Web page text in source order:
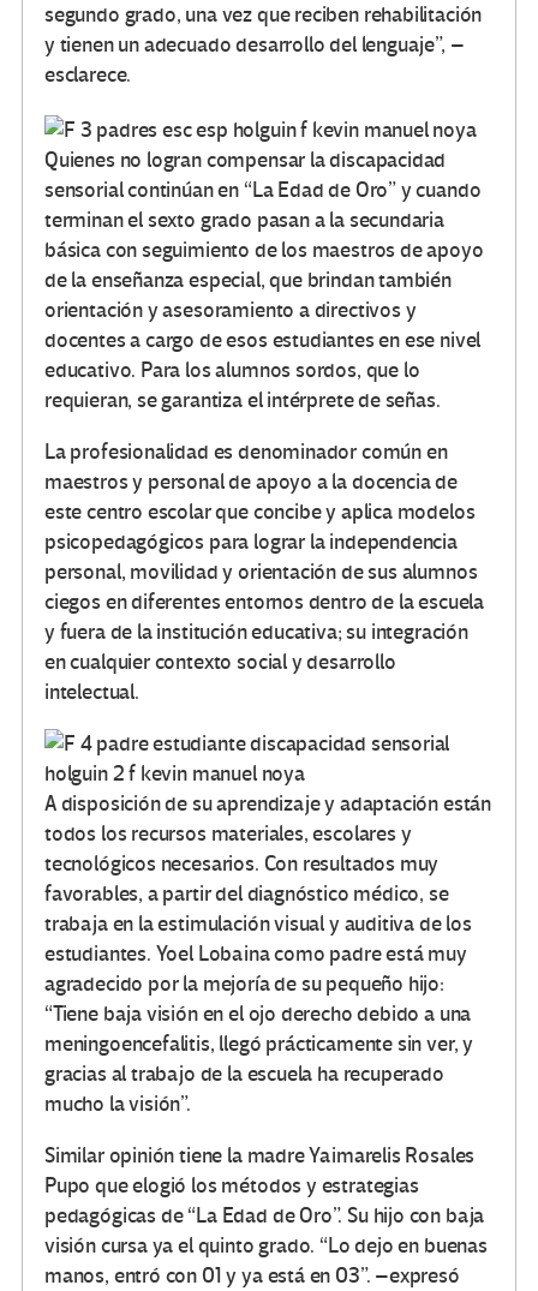
segundo grado, una vez que reciben rehabilitación
y tienen un adecuado desarrollo del lenguaje”, –
esclarece.
Quienes no logran compensar la discapacidad
sensorial continúan en “La Edad de Oro” y cuando
terminan el sexto grado pasan a la secundaria
básica con seguimiento de los maestros de apoyo
de la enseñanza especial, que brindan también
orientación y asesoramiento a directivos y
docentes a cargo de esos estudiantes en ese nivel
educativo. Para los alumnos sordos, que lo
requieran, se garantiza el intérprete de señas.
La profesionalidad es denominador común en
maestros y personal de apoyo a la docencia de
este centro escolar que concibe y aplica modelos
psicopedagógicos para lograr la independencia
personal, movilidad y orientación de sus alumnos
ciegos en diferentes entornos dentro de la escuela
y fuera de la institución educativa; su integración
en cualquier contexto social y desarrollo
intelectual.
A disposición de su aprendizaje y adaptación están
todos los recursos materiales, escolares y
tecnológicos necesarios. Con resultados muy
favorables, a partir del diagnóstico médico, se
trabaja en la estimulación visual y auditiva de los
estudiantes. Yoel Lobaina como padre está muy
agradecido por la mejoría de su pequeño hijo:
“Tiene baja visión en el ojo derecho debido a una
meningoencefalitis, llegó prácticamente sin ver, y
gracias al trabajo de la escuela ha recuperado
mucho la visión”.
Similar opinión tiene la madre Yaimarelis Rosales
Pupo que elogió los métodos y estrategias
pedagógicas de “La Edad de Oro”. Su hijo con baja
visión cursa ya el quinto grado. “Lo dejo en buenas
manos, entró con 01 y ya está en 03”. –expresó